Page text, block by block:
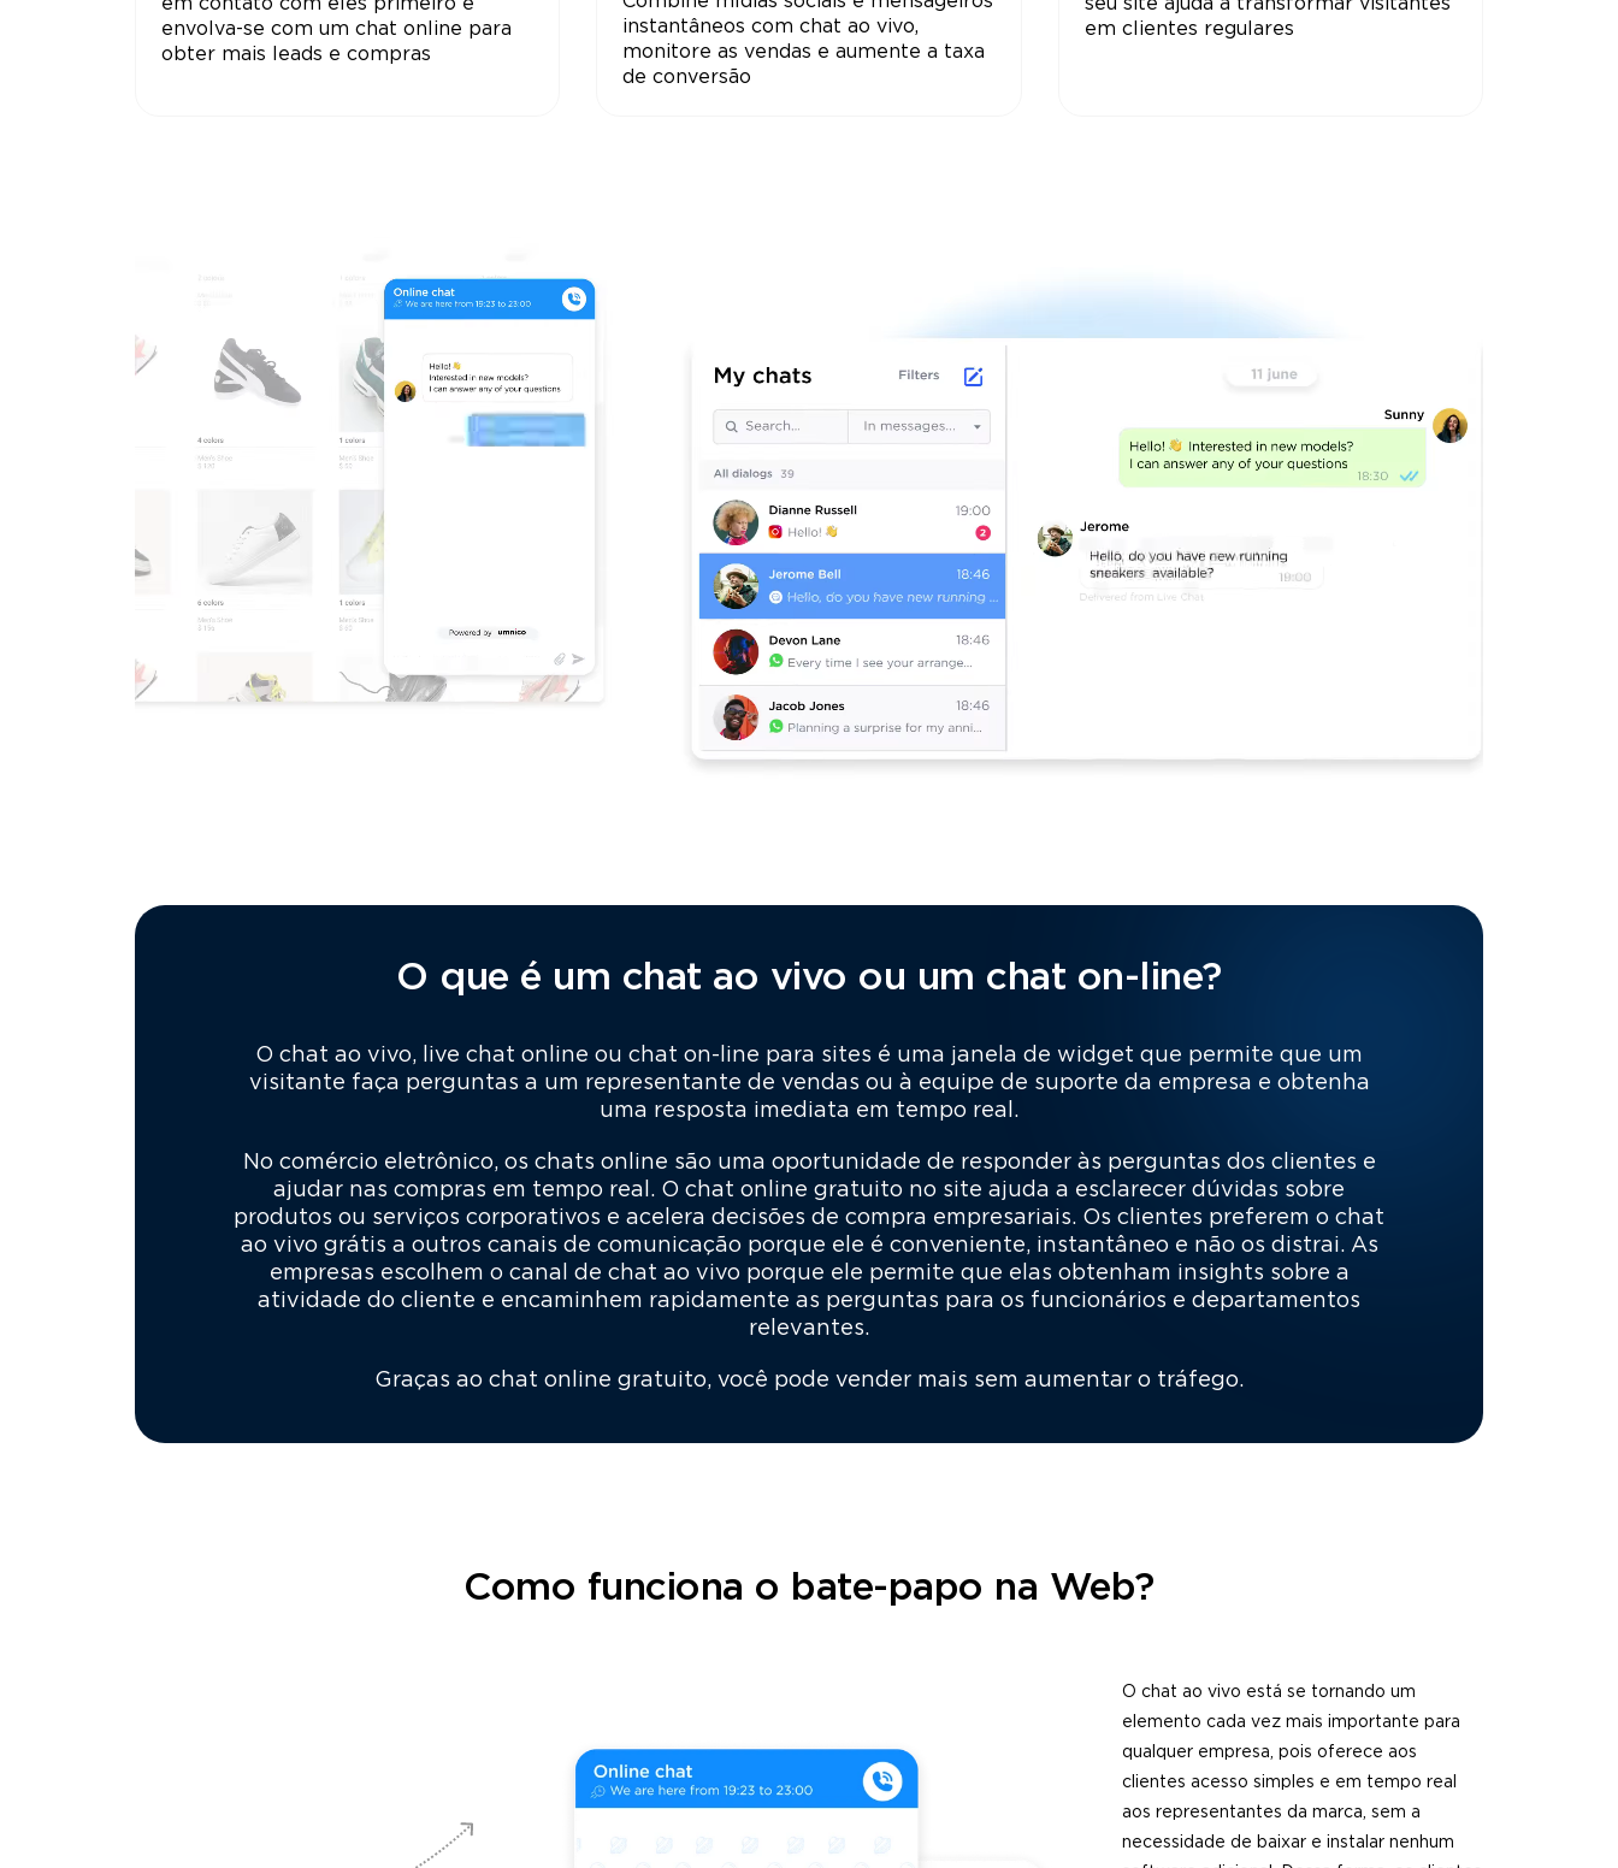
em contato com eles primeiro e
envolva-se com um chat online para
obter mais leads e compras
instantâneos com chat ao vivo,
monitore as vendas e aumente a taxa
de conversão
seu site ajuda a transformar visitantes
em clientes regulares
O que é um chat ao vivo ou um chat on-line?
O chat ao vivo, live chat online ou chat on-line para sites é uma janela de widget que permite que um
visitante faça perguntas a um representante de vendas ou à equipe de suporte da empresa e obtenha
uma resposta imediata em tempo real.
No comércio eletrônico, os chats online são uma oportunidade de responder às perguntas dos clientes e
ajudar nas compras em tempo real. O chat online gratuito no site ajuda a esclarecer dúvidas sobre
produtos ou serviços corporativos e acelera decisões de compra empresariais. Os clientes preferem o chat
ao vivo grátis a outros canais de comunicação porque ele é conveniente, instantâneo e não os distrai. As
empresas escolhem o canal de chat ao vivo porque ele permite que elas obtenham insights sobre a
atividade do cliente e encaminhem rapidamente as perguntas para os funcionários e departamentos
relevantes.
Graças ao chat online gratuito, você pode vender mais sem aumentar o tráfego.
Como funciona o bate-papo na Web?
O chat ao vivo está se tornando um
elemento cada vez mais importante para
qualquer empresa, pois oferece aos
clientes acesso simples e em tempo real
aos representantes da marca, sem a
necessidade de baixar e instalar nenhum